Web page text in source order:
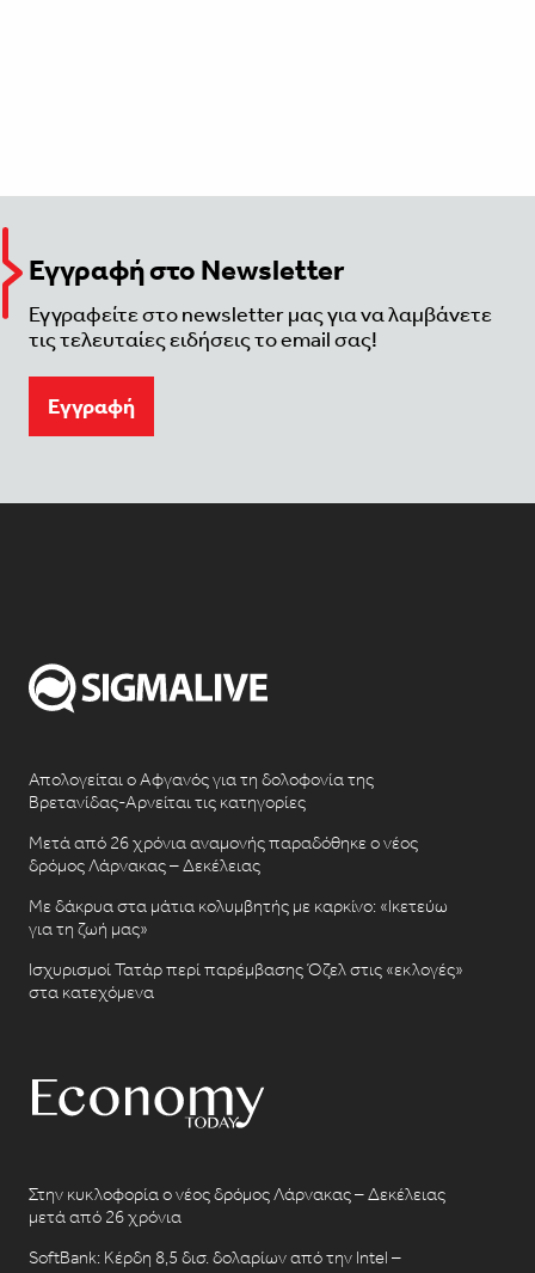
Εγγραφή στο Newsletter
Εγγραφείτε στο newsletter μας για να λαμβάνετε
τις τελευταίες ειδήσεις το email σας!
Eγγραφή
Απολογείται ο Αφγανός για τη δολοφονία της
Βρετανίδας-Αρνείται τις κατηγορίες
Μετά από 26 χρόνια αναμονής παραδόθηκε ο νέος
δρόμος Λάρνακας – Δεκέλειας
Με δάκρυα στα μάτια κολυμβητής με καρκίνο: «Ικετεύω
για τη ζωή μας»
Ισχυρισμοί Τατάρ περί παρέμβασης Όζελ στις «εκλογές»
στα κατεχόμενα
Στην κυκλοφορία ο νέος δρόμος Λάρνακας – Δεκέλειας
μετά από 26 χρόνια
SoftBank: Κέρδη 8,5 δισ. δολαρίων από την Intel –